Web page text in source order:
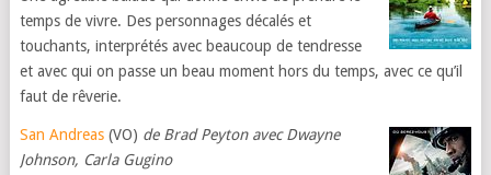
temps de vivre. Des personnages décalés et
touchants, interprétés avec beaucoup de tendresse
et avec qui on passe un beau moment hors du temps, avec ce qu’il
faut de rêverie.
San Andreas(VO) de Brad Peyton avec Dwayne
Johnson, Carla Gugino